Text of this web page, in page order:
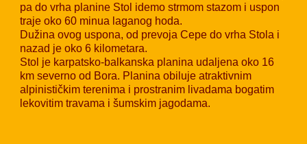
pa do vrha planine Stol idemo strmom stazom i uspon
traje oko 60 minua laganog hoda.
Dužina ovog uspona, od prevoja Cepe do vrha Stola i
nazad je oko 6 kilometara.
Stol je karpatsko-balkanska planina udaljena oko 16
km severno od Bora. Planina obiluje atraktivnim
alpinističkim terenima i prostranim livadama bogatim
lekovitim travama i šumskim jagodama.